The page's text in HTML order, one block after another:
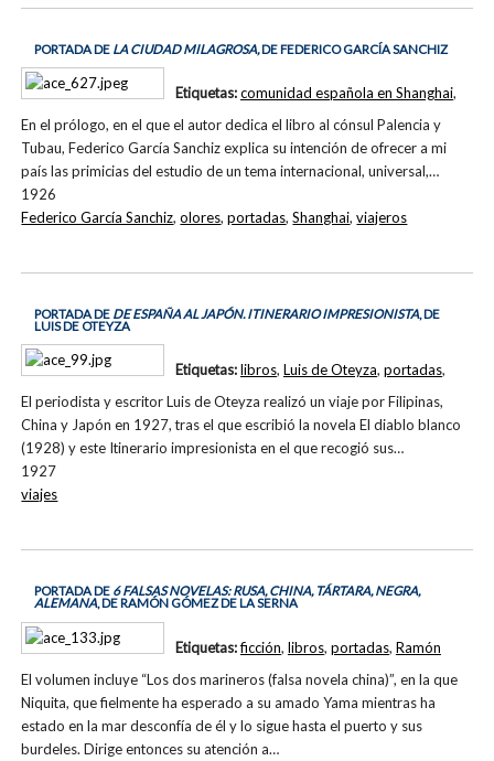
PORTADA DE LA CIUDAD MILAGROSA, DE FEDERICO GARCÍA SANCHIZ
En el prólogo, en el que el autor dedica el libro al cónsul Palencia y
Tubau, Federico García Sanchiz explica su intención de ofrecer a mi
país las primicias del estudio de un tema internacional, universal,…
1926
Etiquetas:comunidad española en Shanghai,
Federico García Sanchiz,olores,portadas,Shanghai,viajeros
PORTADA DE DE ESPAÑA AL JAPÓN. ITINERARIO IMPRESIONISTA, DE
LUIS DE OTEYZA
El periodista y escritor Luis de Oteyza realizó un viaje por Filipinas,
China y Japón en 1927, tras el que escribió la novela El diablo blanco
(1928) y este Itinerario impresionista en el que recogió sus…
1927
Etiquetas:libros, Luis de Oteyza, portadas,
viajes
PORTADA DE 6 FALSAS NOVELAS: RUSA, CHINA, TÁRTARA, NEGRA,
ALEMANA, DE RAMÓN GÓMEZ DE LA SERNA
El volumen incluye “Los dos marineros (falsa novela china)”, en la que
Niquita, que fielmente ha esperado a su amado Yama mientras ha
estado en la mar desconfía de él y lo sigue hasta el puerto y sus
burdeles. Dirige entonces su atención a…
Etiquetas:ficción, libros, portadas, Ramón